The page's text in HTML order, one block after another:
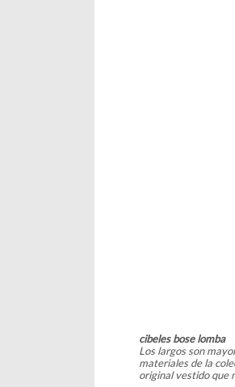
cibeles bose lomba
Los largos son
materiales de la
original vestido que